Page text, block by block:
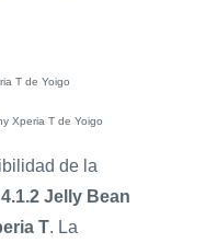
de la
Jelly Bean
T. La